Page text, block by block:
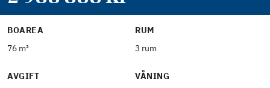
BOAREA
76 m²
RUM
3 rum
AVGIFT
VÅNING